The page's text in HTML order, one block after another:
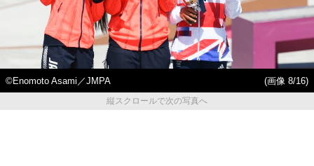
©︎Enomoto Asami／JMPA
(画像 8/16)
縦スクロールで次の写真へ